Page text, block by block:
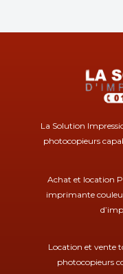
La Solution
photocopieurs
Achat et location
imprimante
Location et vente
photocopieurs